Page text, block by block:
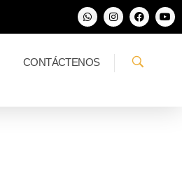
CONTÁCTENOS